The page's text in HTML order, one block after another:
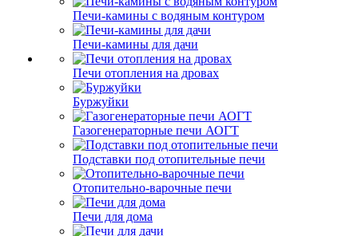
Печи-камины с водяным контуром
Печи-камины для дачи
Печи отопления на дровах
Буржуйки
Газогенераторные печи АОГТ
Подставки под отопительные печи
Отопительно-варочные печи
Печи для дома